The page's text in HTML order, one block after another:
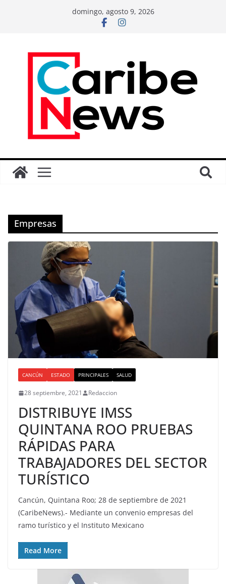
domingo, agosto 9, 2026
Empresas
CANCÚN ESTADO PRINCIPALES SALUD
28 septiembre, 2021 Redaccion
DISTRIBUYE IMSS
QUINTANA ROO PRUEBAS
RÁPIDAS PARA
TRABAJADORES DEL SECTOR
TURÍSTICO
Cancún, Quintana Roo; 28 de septiembre de 2021
(CaribeNews).- Mediante un convenio empresas del
ramo turístico y el Instituto Mexicano
Read More